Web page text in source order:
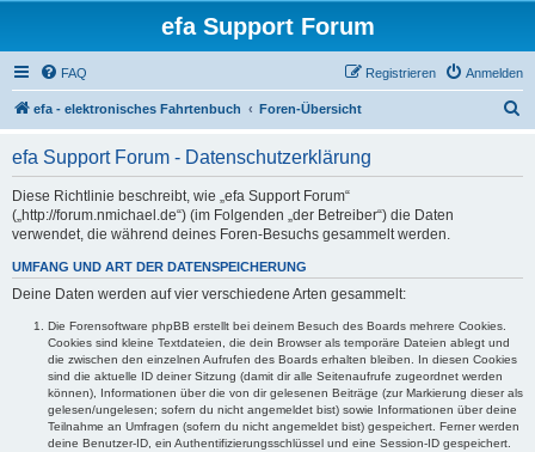
efa Support Forum
FAQ Anmelden
Registrieren
efa - elektronisches Fahrtenbuch Foren-Übersicht
efa Support Forum - Datenschutzerklärung
Diese Richtlinie beschreibt, wie „efa Support Forum“
(„http://forum.nmichael.de“) (im Folgenden „der Betreiber“) die Daten
verwendet, die während deines Foren-Besuchs gesammelt werden.
UMFANG UND ART DER DATENSPEICHERUNG
Deine Daten werden auf vier verschiedene Arten gesammelt:
Die Forensoftware phpBB erstellt bei deinem Besuch des Boards mehrere Cookies.
Cookies sind kleine Textdateien, die dein Browser als temporäre Dateien ablegt und
die zwischen den einzelnen Aufrufen des Boards erhalten bleiben. In diesen Cookies
sind die aktuelle ID deiner Sitzung (damit dir alle Seitenaufrufe zugeordnet werden
können), Informationen über die von dir gelesenen Beiträge (zur Markierung dieser als
gelesen/ungelesen; sofern du nicht angemeldet bist) sowie Informationen über deine
Teilnahme an Umfragen (sofern du nicht angemeldet bist) gespeichert. Ferner werden
deine Benutzer-ID, ein Authentifizierungsschlüssel und eine Session-ID gespeichert.